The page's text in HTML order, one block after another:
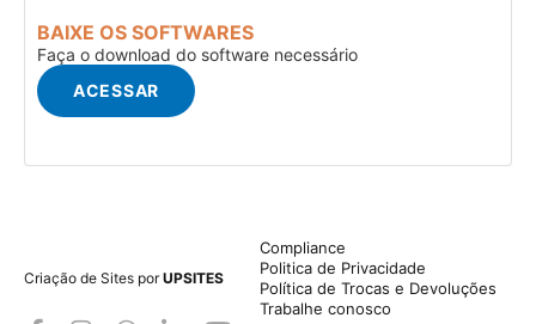
BAIXE OS SOFTWARES
Faça o download do software necessário
ACESSAR
Criação de Sites porUPSITES
Compliance
Politica de Privacidade
Política de Trocas e Devoluções
Trabalhe conosco